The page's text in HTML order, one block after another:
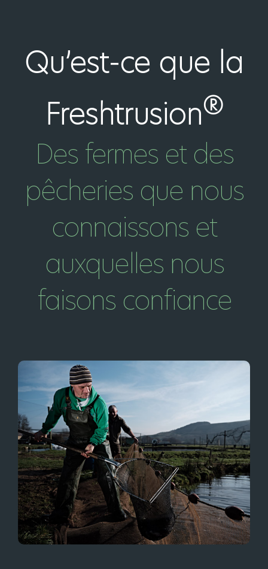
Qu’est-ce que la
Freshtrusion®
Des fermes et des
pêcheries que nous
connaissons et
auxquelles nous
faisons confiance